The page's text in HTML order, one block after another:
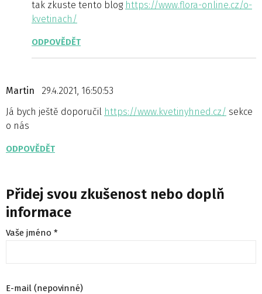
tak zkuste tento blog https://www.flora-online.cz/o-
kvetinach/
ODPOVĚDĚT
Martin
29.4.2021, 16:50:53
Já bych ještě doporučil https://www.kvetinyhned.cz/ sekce
o nás
ODPOVĚDĚT
Přidej svou zkušenost nebo doplň
informace
Vaše jméno *
E-mail (nepovinné)